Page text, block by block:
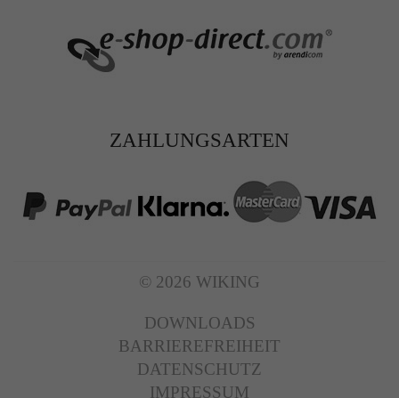
ZAHLUNGSARTEN
© 2026 WIKING
DOWNLOADS
BARRIEREFREIHEIT
DATENSCHUTZ
IMPRESSUM